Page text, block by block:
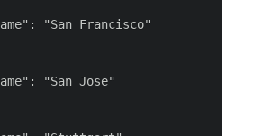
"San Francisco"
"San Jose"